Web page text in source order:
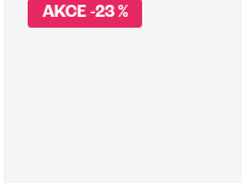
-23 %